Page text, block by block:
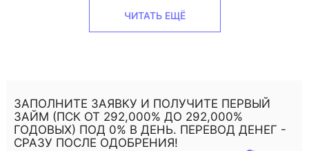
ЧИТАТЬ ЕЩЁ
ЗАПОЛНИТЕ ЗАЯВКУ И ПОЛУЧИТЕ ПЕРВЫЙ
ЗАЙМ (ПСК ОТ 292,000% ДО 292,000%
ГОДОВЫХ) ПОД 0% В ДЕНЬ. ПЕРЕВОД ДЕНЕГ -
СРАЗУ ПОСЛЕ ОДОБРЕНИЯ!